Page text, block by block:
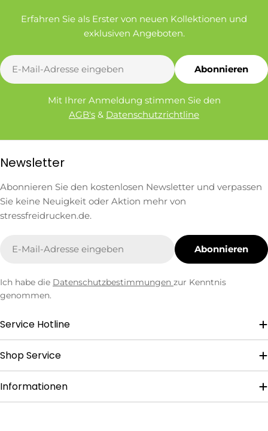
Erfahren Sie als Erster von neuen Kollektionen und
exklusiven Angeboten.
E-
Mail
Abonnieren
Mit Ihrer Anmeldung stimmen Sie den
AGB's & Datenschutzrichtline
Service Hotline
Shop Service
Informationen
Newsletter
Abonnieren Sie den kostenlosen Newsletter und verpassen
Sie keine Neuigkeit oder Aktion mehr von
stressfreidrucken.de.
Mail
Abonnieren
Ich habe die Datenschutzbestimmungen zur Kenntnis
genommen.